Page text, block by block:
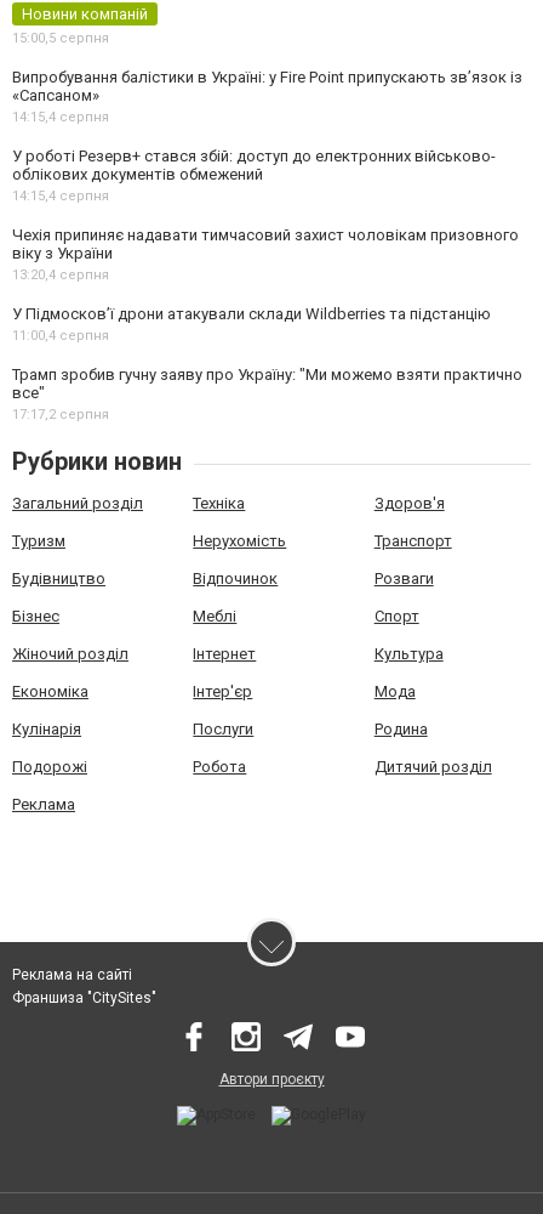
Новини компаній
15:00,5 серпня
Випробування балістики в Україні: у Fire Point припускають зв’язок із
«Сапсаном»
14:15,4 серпня
У роботі Резерв+ стався збій: доступ до електронних військово-
облікових документів обмежений
14:15,4 серпня
Чехія припиняє надавати тимчасовий захист чоловікам призовного
віку з України
13:20,4 серпня
У Підмосков’ї дрони атакували склади Wildberries та підстанцію
11:00,4 серпня
Трамп зробив гучну заяву про Україну: "Ми можемо взяти практично
все"
17:17,2 серпня
Рубрики новин
Загальний розділ Техніка Здоров'я
Туризм Нерухомість Транспорт
Будівництво Відпочинок Розваги
Бізнес Меблі Спорт
Жіночий розділ Інтернет Культура
Економіка Інтер'єр Мода
Кулінарія Послуги Родина
Подорожі Робота Дитячий розділ
Реклама
Реклама на сайті
Франшиза "CitySites"
Автори проєкту